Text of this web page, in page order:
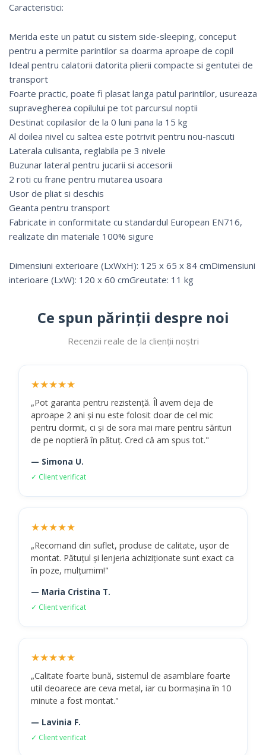
Caracteristici:
Merida este un patut cu sistem side-sleeping, conceput
pentru a permite parintilor sa doarma aproape de copil
Ideal pentru calatorii datorita plierii compacte si gentutei de
transport
Foarte practic, poate fi plasat langa patul parintilor, usureaza
supravegherea copilului pe tot parcursul noptii
Destinat copilasilor de la 0 luni pana la 15 kg
Al doilea nivel cu saltea este potrivit pentru nou-nascuti
Laterala culisanta, reglabila pe 3 nivele
Buzunar lateral pentru jucarii si accesorii
2 roti cu frane pentru mutarea usoara
Usor de pliat si deschis
Geanta pentru transport
Fabricate in conformitate cu standardul European EN716,
realizate din materiale 100% sigure
Dimensiuni exterioare (LxWxH): 125 x 65 x 84 cmDimensiuni
interioare (LxW): 120 x 60 cmGreutate: 11 kg
Ce spun părinții despre noi
Recenzii reale de la clienții noștri
★★★★★
„Pot garanta pentru rezistență. Îl avem deja de
aproape 2 ani și nu este folosit doar de cel mic
pentru dormit, ci și de sora mai mare pentru sărituri
de pe noptieră în pătuț. Cred că am spus tot."
— Simona U.
✓ Client verificat
★★★★★
„Recomand din suflet, produse de calitate, ușor de
montat. Pătuțul și lenjeria achiziționate sunt exact ca
în poze, mulțumim!"
— Maria Cristina T.
✓ Client verificat
★★★★★
„Calitate foarte bună, sistemul de asamblare foarte
util deoarece are ceva metal, iar cu bormașina în 10
minute a fost montat."
— Lavinia F.
✓ Client verificat